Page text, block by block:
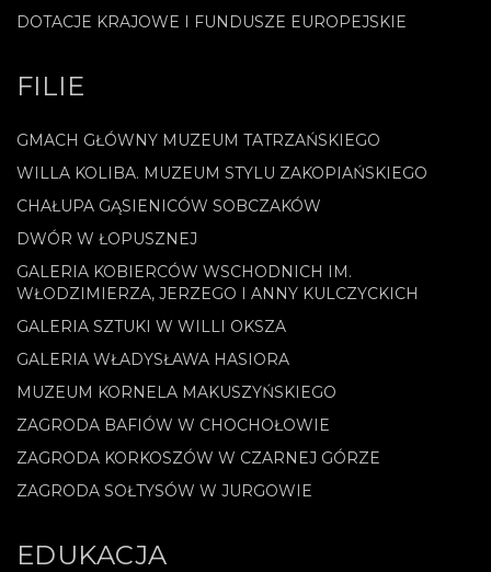
DOTACJE KRAJOWE I FUNDUSZE EUROPEJSKIE
FILIE
GMACH GŁÓWNY MUZEUM TATRZAŃSKIEGO
WILLA KOLIBA. MUZEUM STYLU ZAKOPIAŃSKIEGO
CHAŁUPA GĄSIENICÓW SOBCZAKÓW
DWÓR W ŁOPUSZNEJ
GALERIA KOBIERCÓW WSCHODNICH IM.
WŁODZIMIERZA, JERZEGO I ANNY KULCZYCKICH
GALERIA SZTUKI W WILLI OKSZA
GALERIA WŁADYSŁAWA HASIORA
MUZEUM KORNELA MAKUSZYŃSKIEGO
ZAGRODA BAFIÓW W CHOCHOŁOWIE
ZAGRODA KORKOSZÓW W CZARNEJ GÓRZE
ZAGRODA SOŁTYSÓW W JURGOWIE
EDUKACJA